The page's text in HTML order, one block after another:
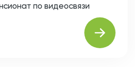
по видеосвязи